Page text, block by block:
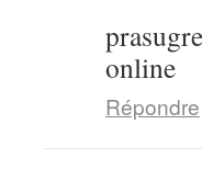
online
Répondre